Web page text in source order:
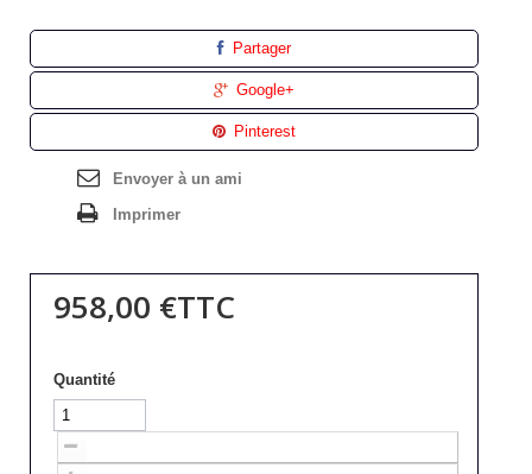
Partager
Google+
Pinterest
Envoyer à un ami
Imprimer
958,00 €TTC
Quantité